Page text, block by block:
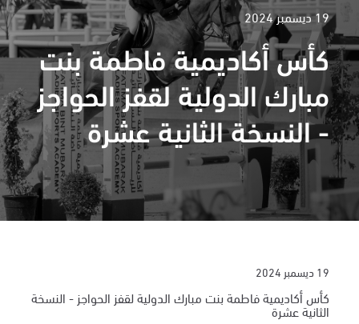
19 ديسمبر 2024
كأس أكاديمية فاطمة بنت
مبارك الدولية لقفز الحواجز
- النسخة الثانية عشرة
19 ديسمبر 2024
كأس أكاديمية فاطمة بنت مبارك الدولية لقفز الحواجز - النسخة
الثانية عشرة